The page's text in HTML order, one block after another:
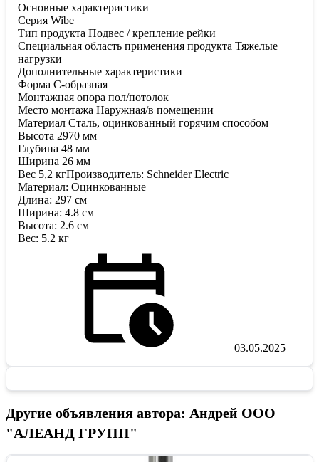
Основные характеристики
Серия Wibe
Тип продукта Подвес / крепление рейки
Специальная область применения продукта Тяжелые
нагрузки
Дополнительные характеристики
Форма C-образная
Монтажная опора пол/потолок
Место монтажа Наружная/в помещении
Материал Сталь, оцинкованный горячим способом
Высота 2970 мм
Глубина 48 мм
Ширина 26 мм
Вес 5,2 кгПроизводитель: Schneider Electric
Материал: Оцинкованные
Длина: 297 см
Ширина: 4.8 см
Высота: 2.6 см
Вес: 5.2 кг
03.05.2025
Другие объявления автора: Андрей ООО
"АЛЕАНД ГРУПП"